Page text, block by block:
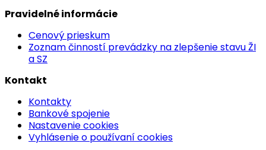
Pravidelné informácie
Cenový prieskum
Zoznam činností prevádzky na zlepšenie stavu ŽI
a SZ
Kontakt
Kontakty
Bankové spojenie
Nastavenie cookies
Vyhlásenie o používaní cookies